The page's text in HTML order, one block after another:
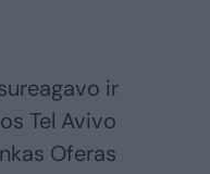
ir
Tel Avivo
Oferas